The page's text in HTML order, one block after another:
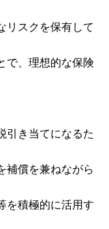
リスクを保有して
で、理想的な保険
引き当てになるた
補償を兼ねながら
を積極的に活用す